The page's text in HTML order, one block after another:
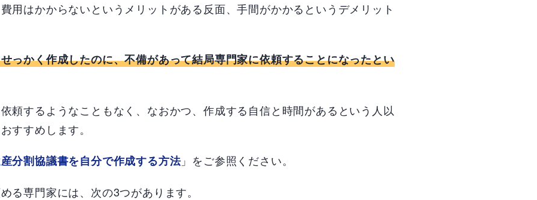
用はかからないというメリットがある反面、手間がかかるというデメリット
っかく作成したのに、不備があって結局専門家に依頼することになったとい
頼するようなこともなく、なおかつ、作成する自信と時間があるという人以
すすめします。
分割協議書を自分で作成する方法」をご参照ください。
る専門家には、次の3つがあります。